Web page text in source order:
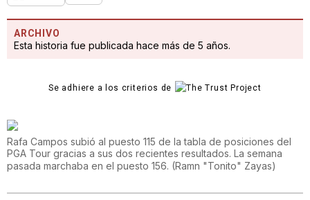
ARCHIVO
Esta historia fue publicada hace más de 5 años.
Se adhiere a los criterios de
Rafa Campos subió al puesto 115 de la tabla de posiciones del
PGA Tour gracias a sus dos recientes resultados. La semana
pasada marchaba en el puesto 156. (Ramn "Tonito" Zayas)